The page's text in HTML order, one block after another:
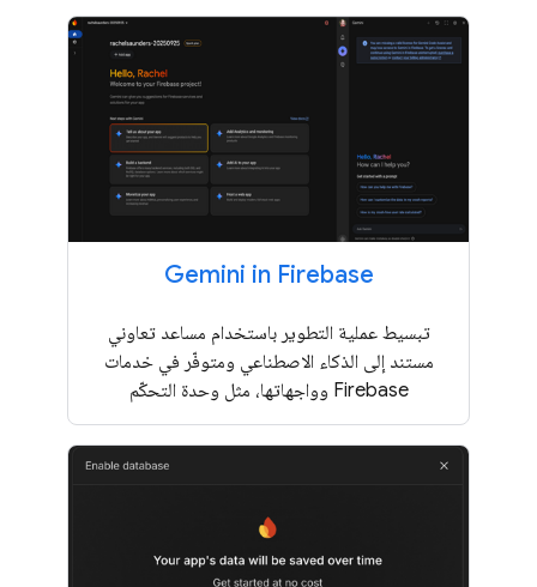
Gemini in Firebase
تبسيط عملية التطوير باستخدام مساعد تعاوني
مستند إلى الذكاء الاصطناعي ومتوفّر في خدمات
Firebase وواجهاتها، مثل وحدة التحكّم